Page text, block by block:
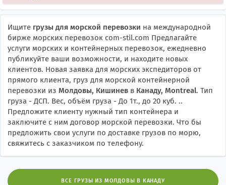
Ищите грузы для морской перевозки на международной
бирже морских перевозок com-stil.com Предлагайте
услуги морских и контейнерных перевозок, ежедневно
публикуйте ваши возможности, и находите новых
клиентов. Новая заявка для морских экспедиторов от
прямого клиента, груз для морской контейнерной
перевозки из Молдовы, Кишинев в Канаду, Montreal. Тип
груза - ДСП. Вес, объём груза - До 1т., до 20 куб. ..
Предложите клиенту нужный тип контейнера и
заключите с ним договор морской перевозки. Что бы
предложить свои услуги по доставке грузов по морю,
свяжитесь с заказчиком по телефону.
ВСЕ ГРУЗЫ ИЗ МОЛДОВЫ В КАНАДУ